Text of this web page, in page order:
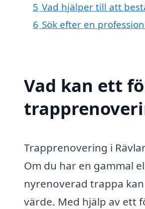
5 Vad hjälper till att
6 Sök efter en
Vad kan ett
Trapprenovering i
Om du har en gammal
nyrenoverad trappa
värde. Med hjälp av ett